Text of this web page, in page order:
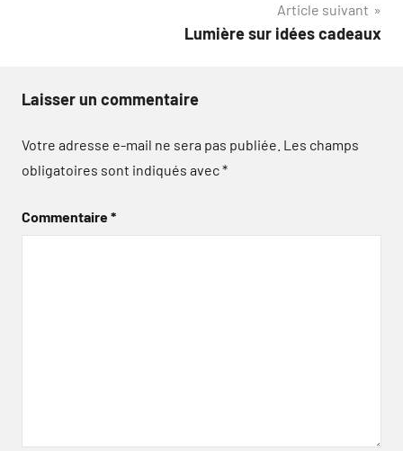
Article suivant
Lumière sur idées cadeaux
Laisser un commentaire
Votre adresse e-mail ne sera pas publiée. Les champs
obligatoires sont indiqués avec*
Commentaire*